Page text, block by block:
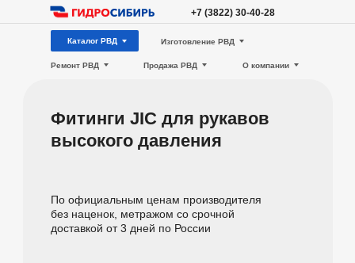
+7 (3822) 30-40-28
Каталог РВД
О компании
Ремонт РВД
Изготовление РВД
Продажа РВД
Фитинги JIC для рукавов
высокого давления
По официальным ценам производителя
без наценок, метражом со срочной
доставкой от 3 дней по России